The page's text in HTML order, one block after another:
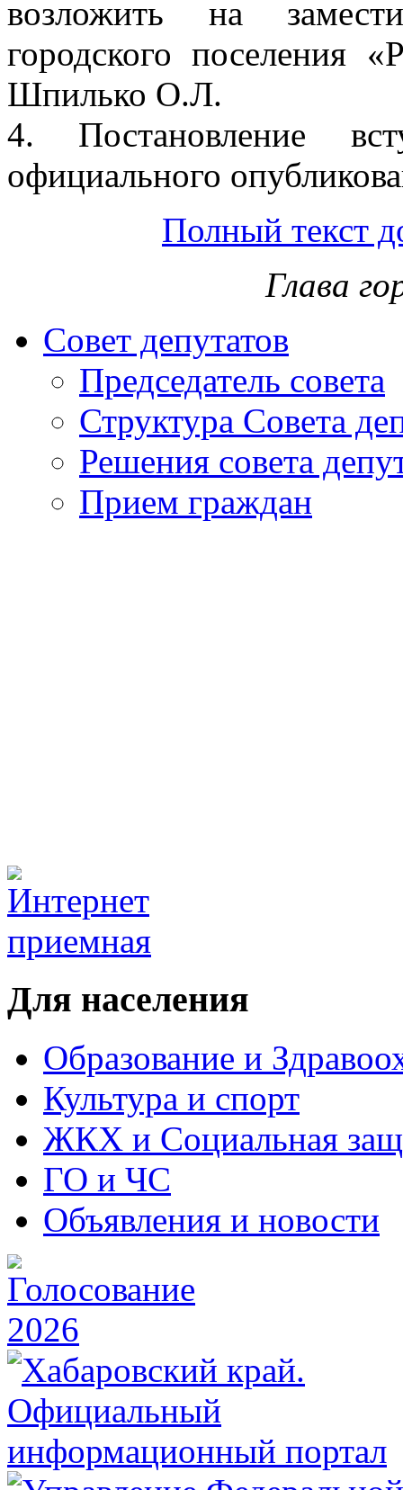
возложить на
городского поселения
Шпилько О.Л.
4. Постановление
официального
Полный текст
Глава
Совет депутатов
Председатель совета
Структура Совета
Решения совета
Прием граждан
Для населения
Образование и
Культура и спорт
ЖКХ и Социальная
ГО и ЧС
Объявления и новости